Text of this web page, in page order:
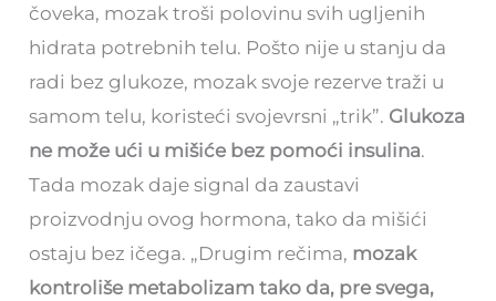
čoveka, mozak troši polovinu svih ugljenih
hidrata potrebnih telu. Pošto nije u stanju da
radi bez glukoze, mozak svoje rezerve traži u
samom telu, koristeći svojevrsni „trik”. Glukoza
ne može ući u mišiće bez pomoći insulina.
Tada mozak daje signal da zaustavi
proizvodnju ovog hormona, tako da mišići
ostaju bez ičega. „Drugim rečima, mozak
kontroliše metabolizam tako da, pre svega,